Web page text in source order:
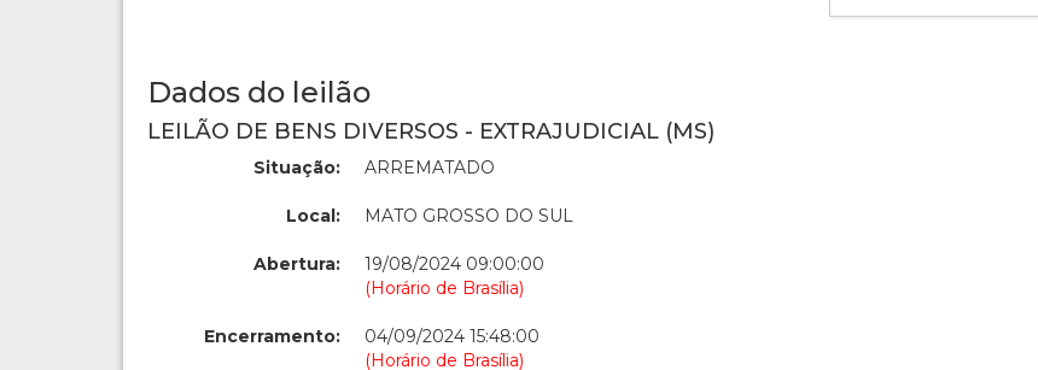
Dados do leilão
LEILÃO DE BENS DIVERSOS - EXTRAJUDICIAL (MS)
Situação: ARREMATADO
Local: MATO GROSSO DO SUL
Abertura:
19/08/2024 09:00:00
(Horário de Brasília)
Encerramento:
04/09/2024 15:48:00
(Horário de Brasília)